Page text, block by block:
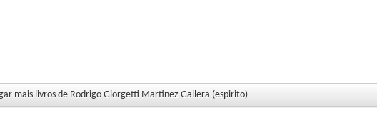
mais livros de Rodrigo Giorgetti Martinez Gallera (espirito)